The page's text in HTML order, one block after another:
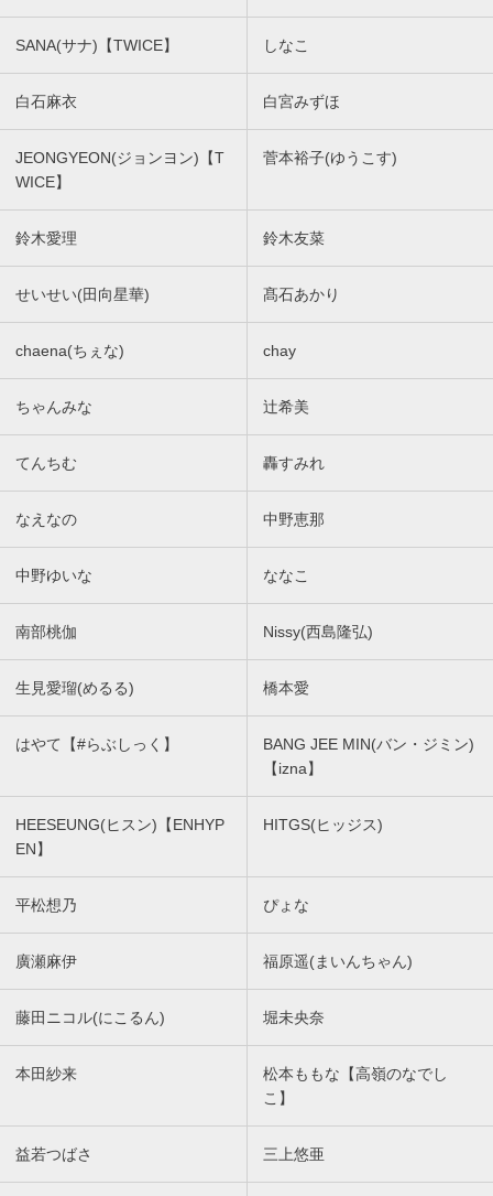
SANA(サナ)【TWICE】 しなこ
白石麻衣 白宮みずほ
JEONGYEON(ジョンヨン)【T
WICE】
菅本裕子(ゆうこす)
鈴木愛理 鈴木友菜
せいせい(田向星華) 髙石あかり
chaena(ちぇな) chay
ちゃんみな 辻希美
てんちむ 轟すみれ
なえなの 中野恵那
中野ゆいな ななこ
南部桃伽 Nissy(西島隆弘)
生見愛瑠(めるる) 橋本愛
はやて【#らぶしっく】
BANG JEE MIN(バン・ジミン)
【izna】
HEESEUNG(ヒスン)【ENHYP
EN】
HITGS(ヒッジス)
平松想乃 ぴょな
廣瀬麻伊 福原遥(まいんちゃん)
藤田ニコル(にこるん) 堀未央奈
本田紗来
松本ももな【高嶺のなでし
こ】
益若つばさ 三上悠亜